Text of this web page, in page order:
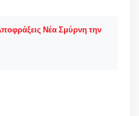
Νέα Σμύρνη την